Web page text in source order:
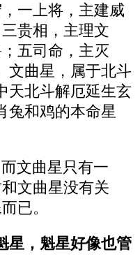
一上将，主建威
贵相，主理文
五司命，主灭
文曲星，属于北斗
天北斗解厄延生玄
兔和鸡的本命星
文曲星只有一
文曲星没有关
已。
星，魁星好像也管